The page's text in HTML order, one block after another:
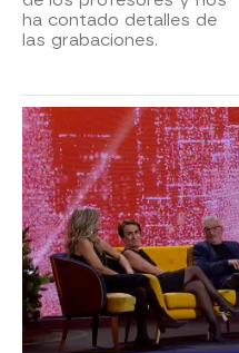
ha contado detalles de
las grabaciones.